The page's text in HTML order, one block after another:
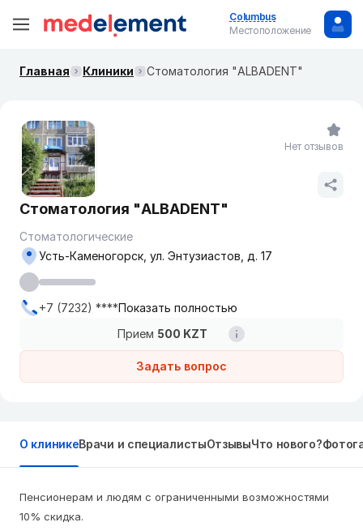
Columbus
Местоположение
Главная Клиники Стоматология "ALBADENT"
Стоматология "ALBADENT"
Стоматологические
Прием 500 KZT
Задать вопрос
Усть-Каменогорск, ул. Энтузиастов, д. 17
+7 (7232) ****Показать полностью
Нет отзывов
О клиникеВрачи и специалистыОтзывыЧто нового?
Пенсионерам и людям с ограниченными возможностями
10% скидка.